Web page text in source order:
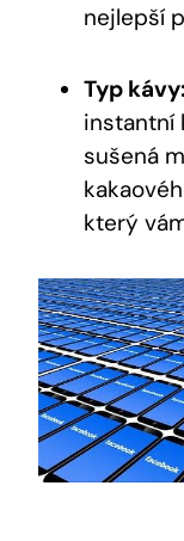
nejlepší
Typ kávy:
instantní
sušená
který